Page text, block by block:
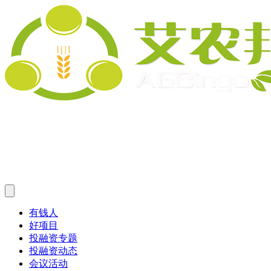
有钱人
好项目
投融资专题
投融资动态
会议活动